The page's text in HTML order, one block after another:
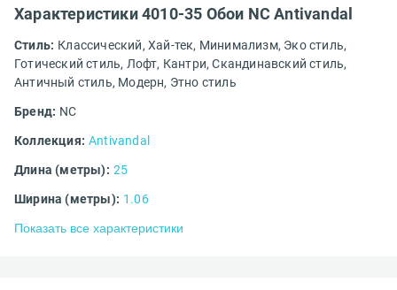
Характеристики 4010-35 Обои NC Antivandal
Стиль: Классический,Хай-тек, Минимализм, Эко стиль,
Готический стиль, Лофт, Кантри,Скандинавский стиль,
Античный стиль, Модерн, Этно стиль
Бренд: NC
Коллекция: Antivandal
Длина (метры): 25
Ширина (метры): 1.06
Показать все характеристики